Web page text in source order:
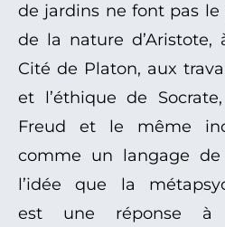
de jardins ne font pas le
de la nature d’Aristote,
Cité de Platon, aux
et l’éthique de
Freud et le même
comme un langage de
l’idée que la
est une réponse à